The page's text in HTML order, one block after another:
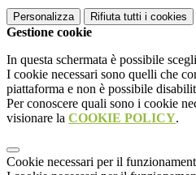
Personalizza Rifiuta tutti i cookies
Gestione cookie
In questa schermata è possibile
I cookie necessari sono quelli che
piattaforma e non è possibile
Per conoscere quali sono i cookie
visionare la COOKIE POLICY.
Cookie necessari per il